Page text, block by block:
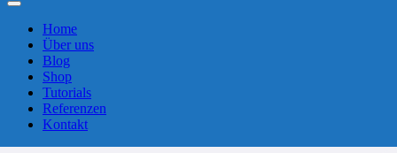
Toggle
NavigationHome
Über uns
Blog
Shop
Tutorials
Referenzen
Kontakt